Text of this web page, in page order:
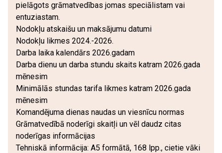
pielāgots grāmatvedības jomas speciālistam vai
entuziastam.
Nodokļu atskaišu un maksājumu datumi
Nodokļu likmes 2024.-2026.
Darba laika kalendārs 2026.gadam
Darba dienu un darba stundu skaits katram 2026.gada
mēnesim
Minimālās stundas tarifa likmes katram 2026.gada
mēnesim
Komandējuma dienas naudas un viesnīcu normas
Grāmatvedībā noderīgi skaitļi un vēl daudz citas
noderīgas informācijas
Tehniskā informācija: A5 formātā, 168 lpp., cietie vāki